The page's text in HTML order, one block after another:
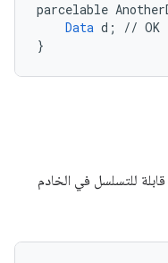
parcelable
Data d ; // OK
}
للتسلسل في الخادم